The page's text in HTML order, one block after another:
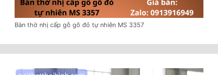
Bàn thờ nhị cấp gỗ gõ đỏ tự nhiên MS 3357